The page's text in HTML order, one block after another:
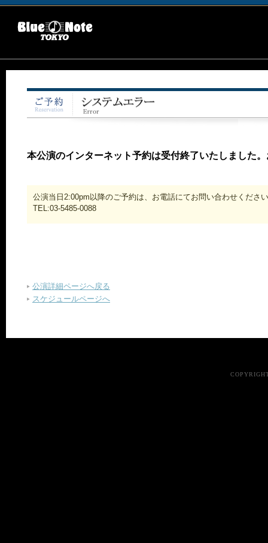
本公演のインターネット予約は受付終了いたしました
公演当日2:00pm以降のご予約は、お電話にてお問い合わせくださ
TEL:03-5485-0088
公演詳細ページへ戻る
スケジュールページへ